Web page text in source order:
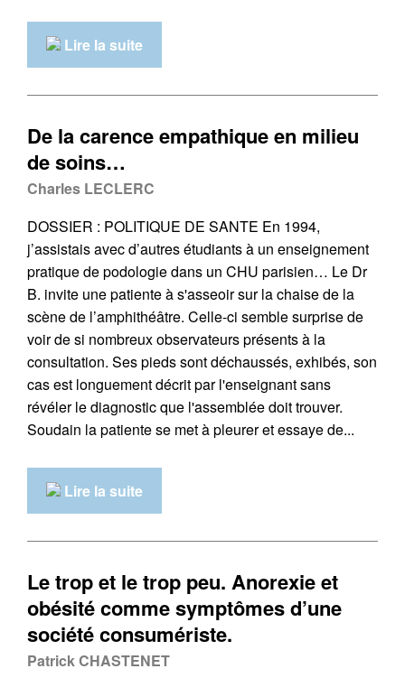
Lire la suite
De la carence empathique en milieu
de soins…
Charles LECLERC
DOSSIER : POLITIQUE DE SANTE En 1994,
j’assistais avec d’autres étudiants à un enseignement
pratique de podologie dans un CHU parisien… Le Dr
B. invite une patiente à s'asseoir sur la chaise de la
scène de l’amphithéâtre. Celle-ci semble surprise de
voir de si nombreux observateurs présents à la
consultation. Ses pieds sont déchaussés, exhibés, son
cas est longuement décrit par l'enseignant sans
révéler le diagnostic que l'assemblée doit trouver.
Soudain la patiente se met à pleurer et essaye de...
Lire la suite
Le trop et le trop peu. Anorexie et
obésité comme symptômes d’une
société consumériste.
Patrick CHASTENET